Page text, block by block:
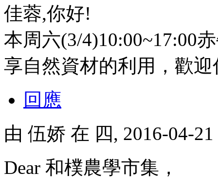
佳蓉,你好!
本周六(3/4)10:00~17:00
享自然資材的利用，歡
回應
由 伍娇 在 四, 2016-04-
Dear 和樸農學市集，